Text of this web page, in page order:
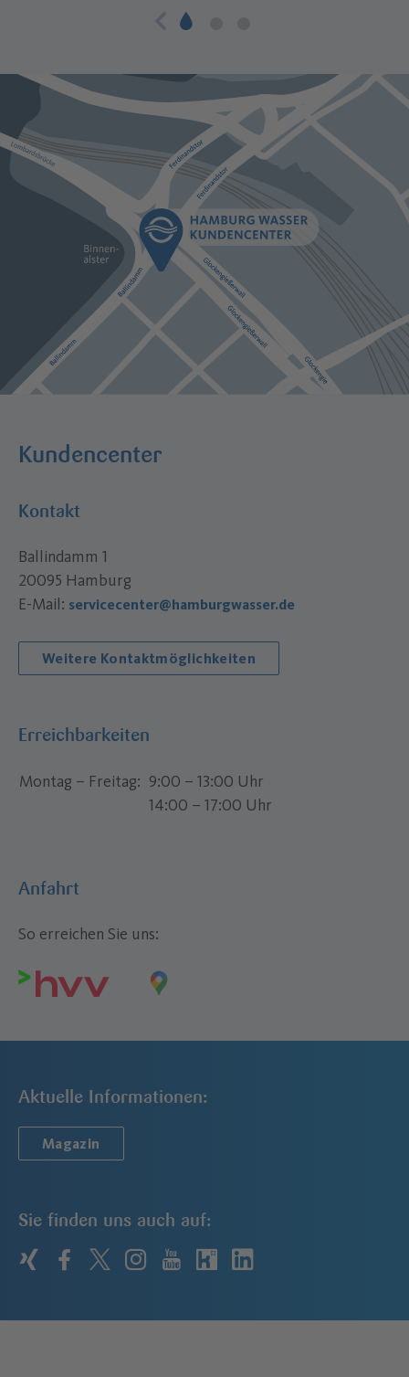
Kundencenter
Kontakt
Ballindamm 1
20095 Hamburg
E-Mail: servicecenter@hamburgwasser.de
Weitere Kontaktmöglichkeiten
Erreichbarkeiten
Montag – Freitag
9:00 – 13:00 Uhr
14:00 – 17:00 Uhr
Anfahrt
So erreichen Sie uns:
Aktuelle Informationen:
Magazin
Sie finden uns auch auf:
xingfacebook
twitter
instagram
youtube
kununulinkedin